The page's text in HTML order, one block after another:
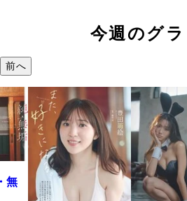
今週のグ
前へ